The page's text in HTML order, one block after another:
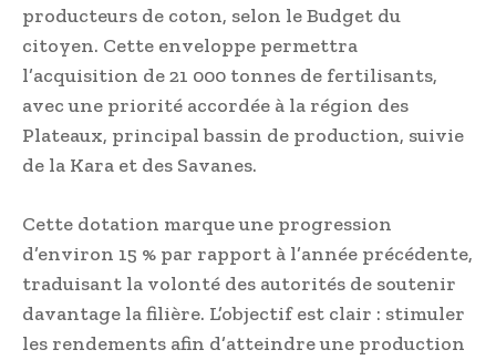
producteurs de coton, selon le Budget du
citoyen. Cette enveloppe permettra
l’acquisition de 21 000 tonnes de fertilisants,
avec une priorité accordée à la région des
Plateaux, principal bassin de production, suivie
de la Kara et des Savanes.
Cette dotation marque une progression
d’environ 15 % par rapport à l’année précédente,
traduisant la volonté des autorités de soutenir
davantage la filière. L’objectif est clair : stimuler
les rendements afin d’atteindre une production